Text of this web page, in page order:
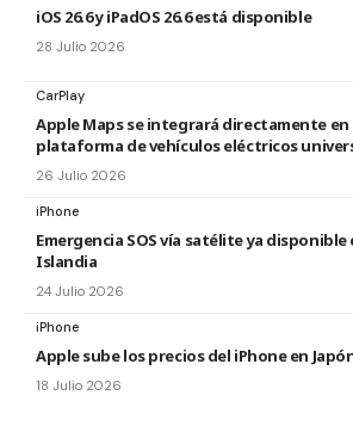
iOS 26.6 y iPadOS 26.6 está disponible
28 Julio 2026
CarPlay
Apple Maps se integrará directamente
plataforma de vehículos eléctricos
26 Julio 2026
iPhone
Emergencia SOS vía satélite ya disponible
Islandia
24 Julio 2026
iPhone
Apple sube los precios del iPhone en
18 Julio 2026